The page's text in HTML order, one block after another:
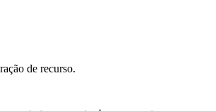
de recurso.